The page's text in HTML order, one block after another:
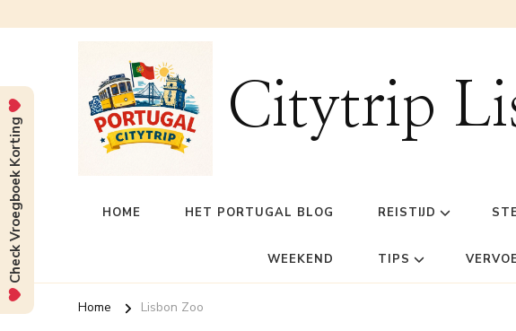
Citytrip
HOME HET PORTUGAL BLOG REISTIJD
WEEKEND TIPS
Home Lisbon Zoo
Check Vroegboek Korting